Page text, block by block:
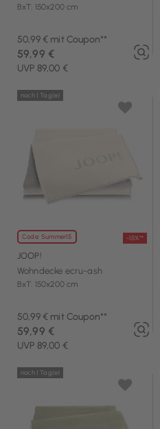
BxT: 150x200 cm
50,99 € mit Coupon**
UVP 89,00 €
59,99 €
Code: Summer15 -15%**
noch 1 Tag(e)
JOOP!
Wohndecke ecru-ash
BxT: 150x200 cm
50,99 € mit Coupon**
UVP 89,00 €
59,99 €
noch 1 Tag(e)